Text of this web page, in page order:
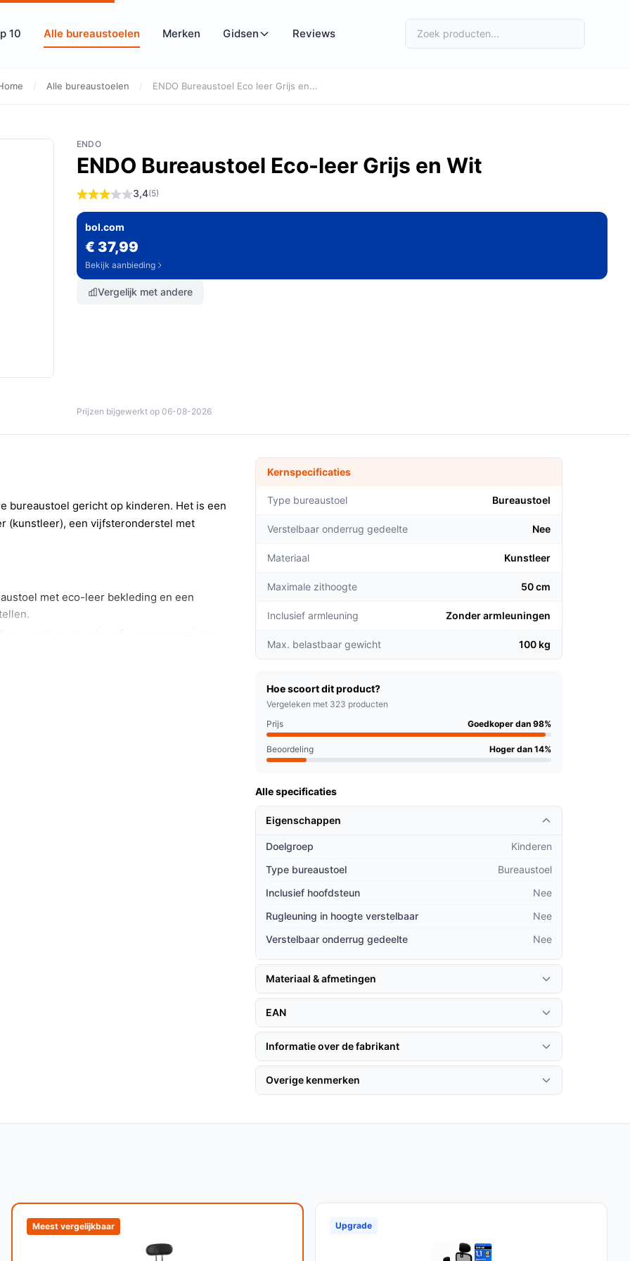
10 Alle bureaustoelen Merken Gidsen Reviews
/ Alle bureaustoelen / ENDO Bureaustoel Eco leer Grijs en...
ENDO
ENDO Bureaustoel Eco-leer Grijs en Wit
3,4(5)
bol.com
€ 37,99
Bekijk aanbieding
Vergelijk met andere
Prijzen bijgewerkt op 06-08-2026
bureaustoel gericht op kinderen. Het is een
(kunstleer), een vijfsteronderstel met
met eco-leer bekleding en een
100 kg voldoende is.
volgende: als je een hoofdsteun, in
Kernspecificaties
Type bureaustoel Bureaustoel
Verstelbaar onderrug gedeelte Nee
Materiaal Kunstleer
Maximale zithoogte 50 cm
Inclusief armleuning Zonder armleuningen
Max. belastbaar gewicht 100 kg
Hoe scoort dit product?
Vergeleken met 323 producten
Prijs
Goedkoper dan 98%
Beoordeling Hoger dan 14%
Alle specificaties
Eigenschappen
Doelgroep
Kinderen
Type bureaustoel
Bureaustoel
Inclusief hoofdsteun
Nee
Rugleuning in hoogte verstelbaar
Nee
Verstelbaar onderrug gedeelte
Nee
Materiaal & afmetingen
EAN
Informatie over de fabrikant
Overige kenmerken
Meest vergelijkbaar Upgrade